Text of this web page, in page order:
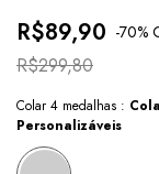
R$89,90 -70%
R$299,80
Colar 4 medalhas :
Personalizáveis